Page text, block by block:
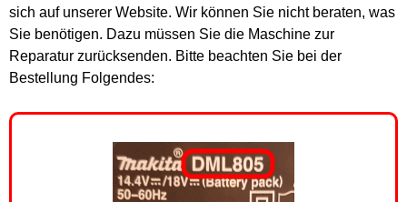
sich auf unserer Website. Wir können Sie nicht beraten, was
Sie benötigen. Dazu müssen Sie die Maschine zur
Reparatur zurücksenden. Bitte beachten Sie bei der
Bestellung Folgendes: